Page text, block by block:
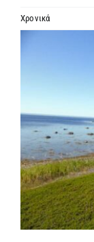
ΣΥΝΔΕΣΕΙΣ
Χρονικά